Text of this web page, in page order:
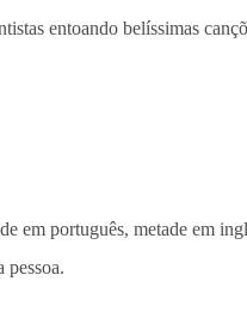
entoando belíssimas
em português, metade em